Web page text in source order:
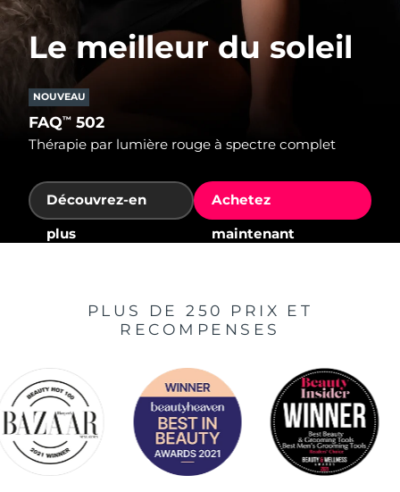
Le meilleur du soleil
NOUVEAU
FAQ™ 502
Thérapie par lumière rouge à spectre complet
Découvrez-en
plus
Achetez
maintenant
PLUS DE 250 PRIX ET
RECOMPENSES